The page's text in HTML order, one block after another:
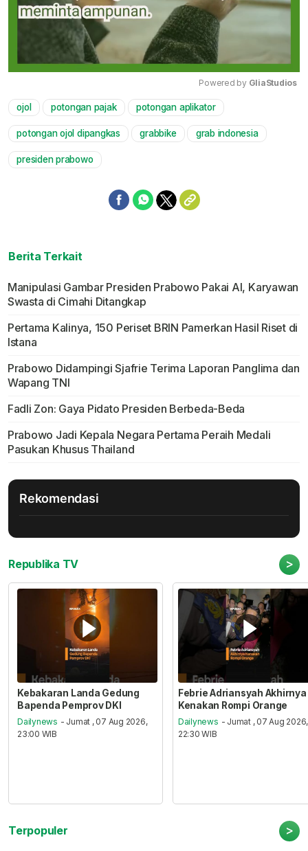
Powered by GliaStudios
ojol potongan pajak potongan aplikator
potongan ojol dipangkas grabbike grab indonesia
presiden prabowo
Berita Terkait
Manipulasi Gambar Presiden Prabowo Pakai AI, Karyawan
Swasta di Cimahi Ditangkap
Pertama Kalinya, 150 Periset BRIN Pamerkan Hasil Riset di
Istana
Prabowo Didampingi Sjafrie Terima Laporan Panglima dan
Wapang TNI
Fadli Zon: Gaya Pidato Presiden Berbeda-Beda
Prabowo Jadi Kepala Negara Pertama Peraih Medali
Pasukan Khusus Thailand
Rekomendasi
Republika TV >
Kebakaran Landa Gedung
Bapenda Pemprov DKI
Dailynews - Jumat , 07 Aug 2026,
23:00 WIB
Febrie Adriansyah Akhirnya
Kenakan Rompi Orange
Dailynews - Jumat , 07 Aug 2026,
22:30 WIB
Terpopuler >